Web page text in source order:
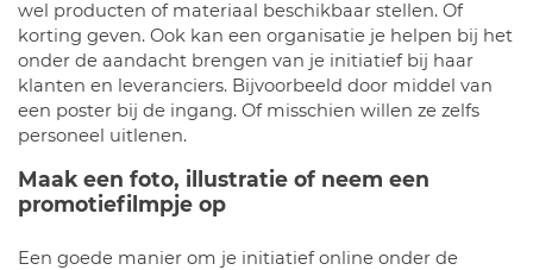
wel producten of materiaal beschikbaar stellen. Of
korting geven. Ook kan een organisatie je helpen bij het
onder de aandacht brengen van je initiatief bij haar
klanten en leveranciers. Bijvoorbeeld door middel van
een poster bij de ingang. Of misschien willen ze zelfs
personeel uitlenen.
Maak een foto, illustratie of neem een
promotiefilmpje op
Een goede manier om je initiatief online onder de